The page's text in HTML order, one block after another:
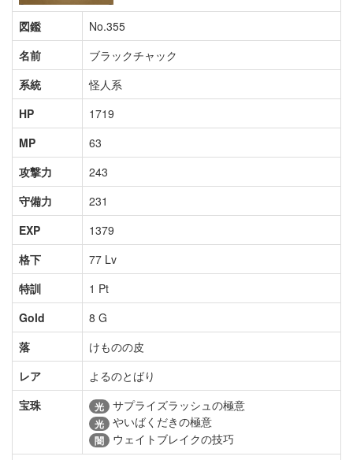
図鑑
No.355
名前
ブラックチャック
系統
怪人系
HP
1719
MP
63
攻撃力
243
守備力
231
EXP
1379
格下
77 Lv
特訓
1 Pt
Gold
8 G
落
けものの皮
レア
よるのとばり
宝珠
光 サプライズラッシュの極意
光 やいばくだきの極意
闇 ウェイトブレイクの技巧